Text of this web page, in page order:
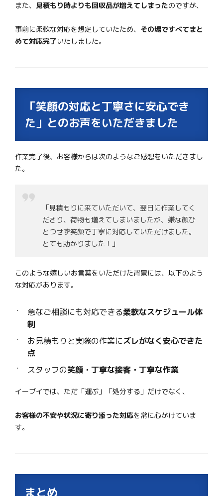
また、 見積もり時よりも回収品が増えてしまったのですが、
事前に柔軟な対応を想定していたため、 その場ですべてまと
めて対応完了いたしました。
「笑顔の対応と丁寧さに安心でき
た」とのお声をいただきました
作業完了後、お客様からは次のようなご感想をいただきまし
た。
「見積もりに来ていただいて、翌日に作業してく
ださり、荷物も増えてしまいましたが、嫌な顔ひ
とつせず笑顔で丁寧に対応していただけました。
とても助かりました！」
このような嬉しいお言葉をいただけた背景には、以下のよう
な対応があります。
急なご相談にも対応できる柔軟なスケジュール体
制
お見積もりと実際の作業にズレがなく安心できた
点
スタッフの笑顔・丁寧な接客・丁寧な作業
イーブイでは、ただ「運ぶ」「処分する」だけでなく、
お客様の不安や状況に寄り添った対応を常に心がけていま
す。
まとめ